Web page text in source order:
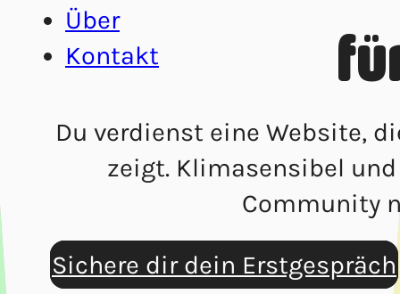
Über
Kontakt
Du verdienst eine Website,
zeigt. Klimasensibel
Community
Sichere dir dein Erstgespräch